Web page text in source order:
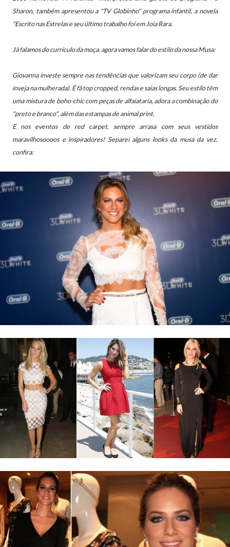
Sharon, também apresentou a "TV Globinho" programa infantil, a novela
"Escrito nas Estrelas e seu último trabalho foi em Joia Rara.
Já falamos do currículo da moça, agora vamos falar do estilo da nossa Musa:
Giovanna investe sempre nas tendências que valorizam seu corpo (de dar
inveja na mulherada). É fã top cropped, rendas e saias longas. Seu estilo têm
uma mistura de boho-chic com peças de alfaiataria, adora a combinação do
"preto e branco", além das estampas de animal print.
E nos eventos de red carpet, sempre arrasa com seus vestidos
maravilhosoooos e inspiradores! Separei alguns looks da musa da vez,
confira: